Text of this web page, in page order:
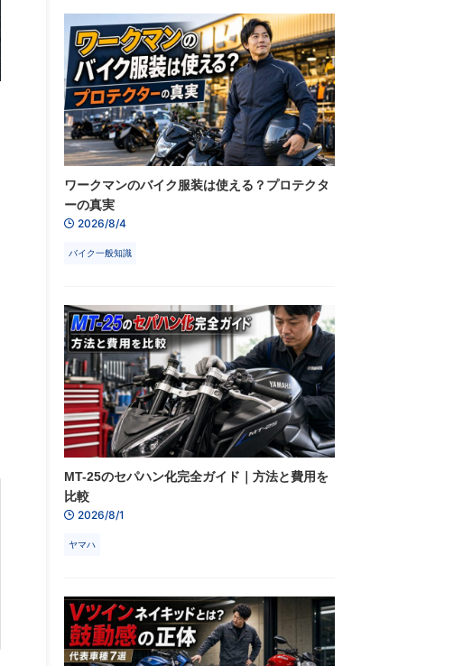
ワークマンのバイク服装は使える？プロテクタ
ーの真実
2026/8/4
バイク一般知識
MT-25のセパハン化完全ガイド｜方法と費用を
比較
2026/8/1
ヤマハ